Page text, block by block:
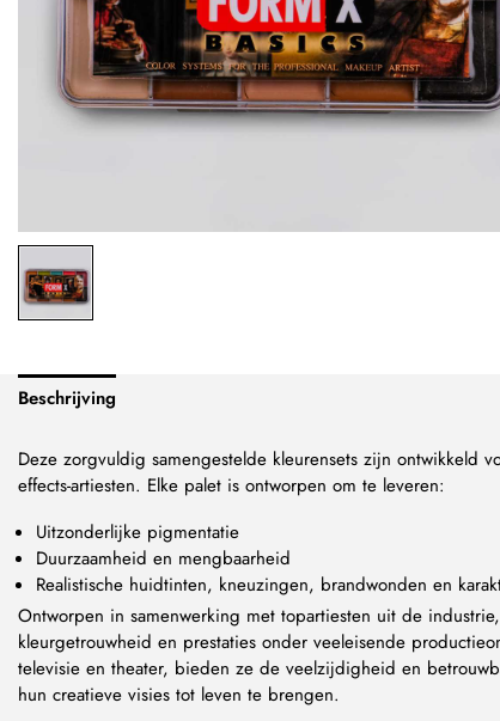
Beschrijving
Deze zorgvuldig samengestelde kleurensets zijn ontwikkeld
effects-artiesten. Elke palet is ontworpen om te leveren:
Uitzonderlijke pigmentatie
Duurzaamheid en mengbaarheid
Realistische huidtinten, kneuzingen, brandwonden en
Ontworpen in samenwerking met topartiesten uit de
kleurgetrouwheid en prestaties onder veeleisende
televisie en theater, bieden ze de veelzijdigheid en
hun creatieve visies tot leven te brengen.